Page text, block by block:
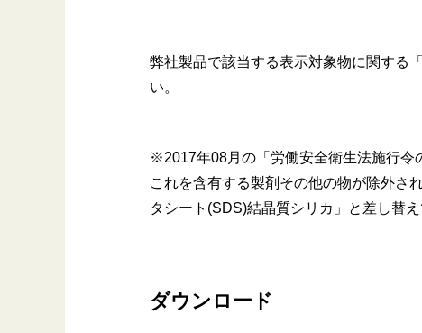
弊社製品で該当する表示対象物に関する
い。
※2017年08月の「労働安全衛生法施行令
これを含有する製剤その他の物が除外さ
タシート(SDS)結晶質シリカ」と差し替え
ダウンロード